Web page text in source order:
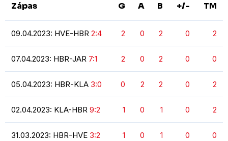
Zápas G A B +/- TM
09.04.2023: HVE-HBR 2:4 2 0 2 0 2
07.04.2023: HBR-JAR 7:1 2 0 2 0 0
05.04.2023: HBR-KLA 3:0 0 2 2 0 2
02.04.2023: KLA-HBR 9:2 1 0 1 0 2
31.03.2023: HBR-HVE 3:2 1 0 1 0 0